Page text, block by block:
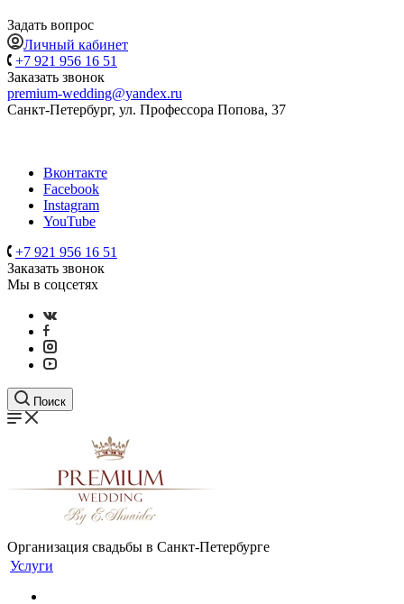
Задать вопрос
Личный кабинет
+7 921 956 16 51
Заказать звонок
premium-wedding@yandex.ru
Санкт-Петербург, ул. Профессора Попова, 37
Вконтакте
Facebook
Instagram
YouTube
+7 921 956 16 51
Заказать звонок
Мы в соцсетях
Поиск
Организация свадьбы в Санкт-Петербурге
Услуги